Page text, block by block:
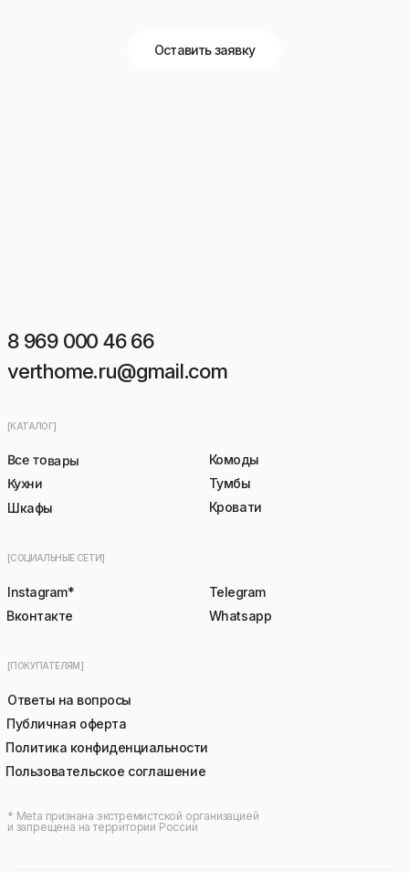
Оставить заявку
[ПОКУПАТЕЛЯМ]
Публичная оферта
Пользовательское соглашение
Политика конфиденциальности
Ответы на вопросы
[СОЦИАЛЬНЫЕ СЕТИ]
Кровати
[КАТАЛОГ]
Тумбы
Комоды
Шкафы
Все товары
Кухни
* Meta признана экстремистской организацией
и запрещена на территории России
Whatsapp
Telegram
Вконтакте
Instagram*
8 969 000 46 66
verthome.ru@gmail.com